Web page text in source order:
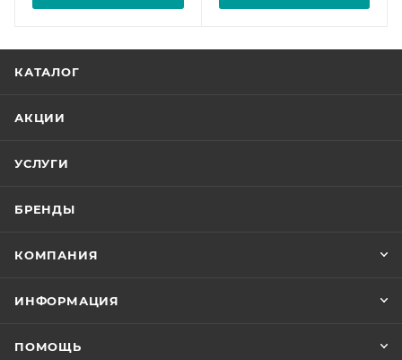
КАТАЛОГ
АКЦИИ
УСЛУГИ
БРЕНДЫ
КОМПАНИЯ
ИНФОРМАЦИЯ
ПОМОЩЬ